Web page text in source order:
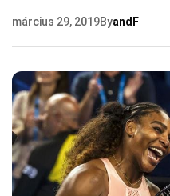
március 29, 2019ByandF